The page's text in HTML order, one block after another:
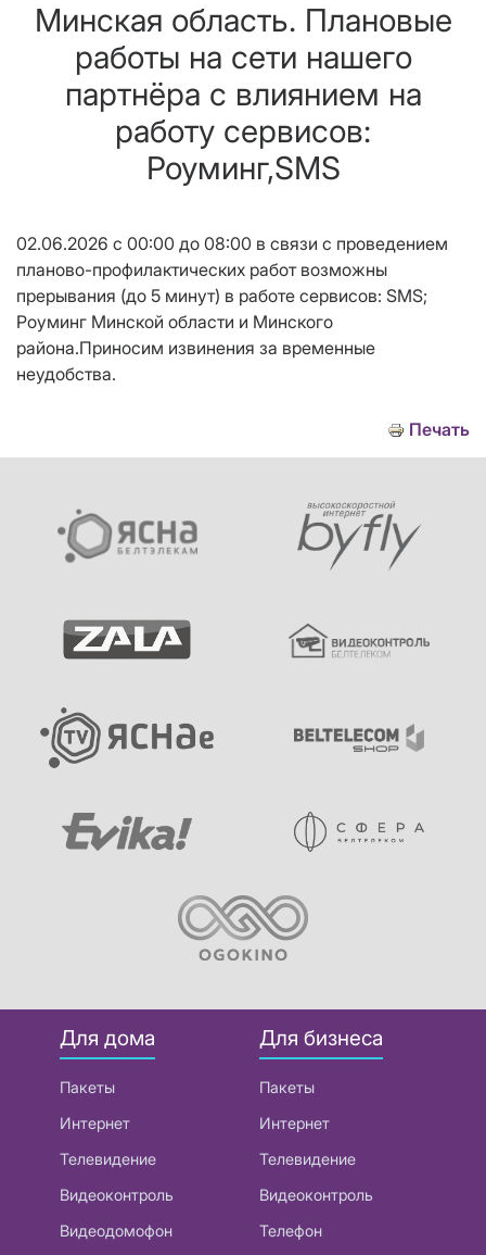
Минская область. Плановые
работы на сети нашего
партнёра с влиянием на
работу сервисов:
Роуминг,SMS
02.06.2026 с 00:00 до 08:00 в связи с проведением
планово-профилактических работ возможны
прерывания (до 5 минут) в работе сервисов: SMS;
Роуминг Минской области и Минского
района.Приносим извинения за временные
неудобства.
Печать
Для дома
Пакеты
Интернет
Телевидение
Видеоконтроль
Видеодомофон
Для бизнеса
Пакеты
Интернет
Телевидение
Видеоконтроль
Телефон